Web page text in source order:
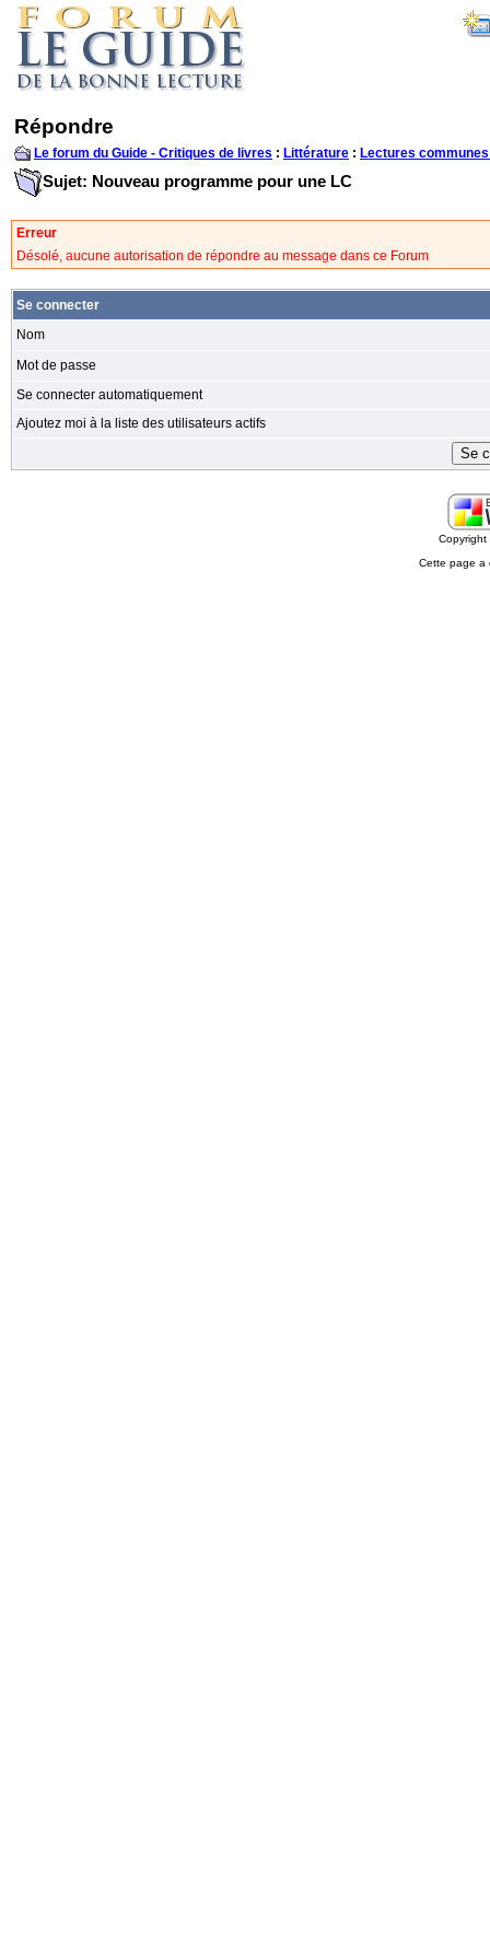
Répondre
Le forum du Guide - Critiques de livres : Littérature : Lectures
Sujet: Nouveau programme pour une LC
Erreur
Désolé, aucune autorisation de répondre au message dans ce Forum
Se connecter
Nom
Mot de passe
Se connecter automatiquement
Ajoutez moi à la liste des utilisateurs actifs
Cette page a